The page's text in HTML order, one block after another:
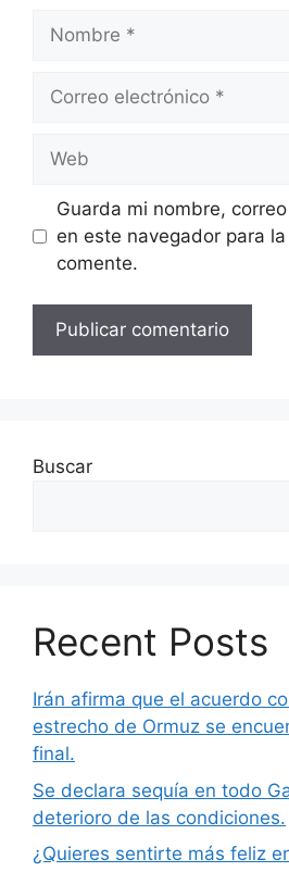
electrónico
Guarda mi nombre,
en este navegador para
comente.
Buscar
Recent Posts
Irán afirma que el acuerdo
estrecho de Ormuz se
final.
Se declara sequía en todo
deterioro de las condiciones.
¿Quieres sentirte más feliz